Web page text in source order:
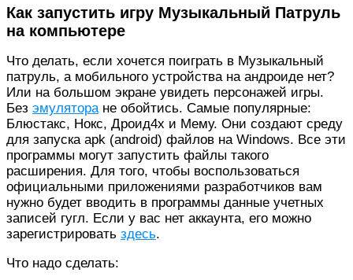
Как запустить игру Музыкальный Патруль
на компьютере
Что делать, если хочется поиграть в Музыкальный
патруль, а мобильного устройства на андроиде нет?
Или на большом экране увидеть персонажей игры.
Без эмуляторане обойтись. Самые популярные:
Блюстакс, Нокс, Дроид4х и Мему. Они создают среду
для запуска apk (android) файлов на Windows. Все эти
программы могут запустить файлы такого
расширения. Для того, чтобы воспользоваться
официальными приложениями разработчиков вам
нужно будет вводить в программы данные учетных
записей гугл. Если у вас нет аккаунта, его можно
зарегистрировать здесь.
Что надо сделать: